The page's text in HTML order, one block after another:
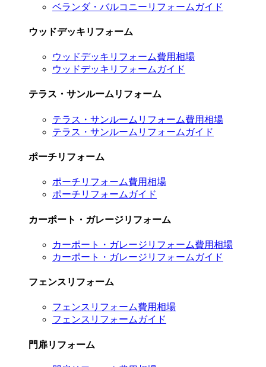
ベランダ・バルコニーリフォームガイド
ウッドデッキリフォーム
ウッドデッキリフォーム費用相場
ウッドデッキリフォームガイド
テラス・サンルームリフォーム
テラス・サンルームリフォーム費用相場
テラス・サンルームリフォームガイド
ポーチリフォーム
ポーチリフォーム費用相場
ポーチリフォームガイド
カーポート・ガレージリフォーム
カーポート・ガレージリフォーム費用相場
カーポート・ガレージリフォームガイド
フェンスリフォーム
フェンスリフォーム費用相場
フェンスリフォームガイド
門扉リフォーム